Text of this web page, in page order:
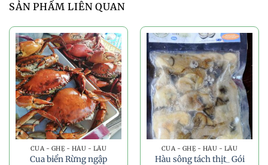
SẢN PHẨM LIÊN QUAN
CUA - GHẸ - HÀU - LẨU
Cua biển Rừng ngập
CUA - GHẸ - HÀU - LẨU
Hàu sông tách thịt_ Gói